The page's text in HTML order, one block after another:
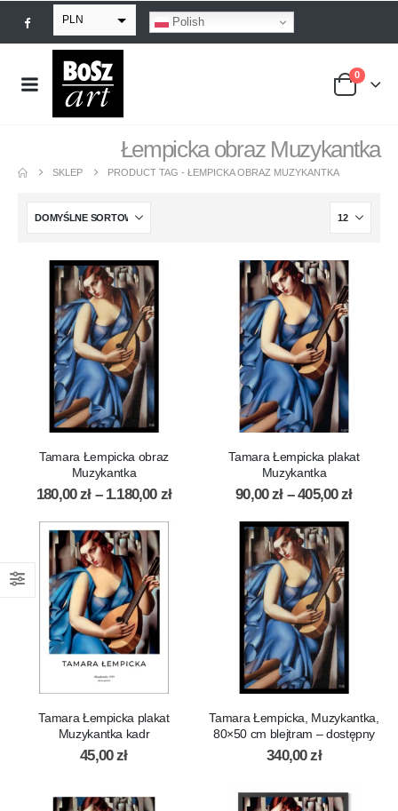
PLN
EUR
USD
Polish
0
Łempicka obraz Muzykantka
SKLEP PRODUCT TAG -ŁEMPICKA OBRAZ MUZYKANTKA
Tamara Łempicka obraz
Muzykantka
180,00zł – 1.180,00 zł
Tamara Łempicka plakat
Muzykantka
90,00zł – 405,00zł
Tamara Łempicka plakat
Muzykantka kadr
45,00zł
Tamara Łempicka, Muzykantka,
80×50 cm blejtram – dostępny
340,00zł